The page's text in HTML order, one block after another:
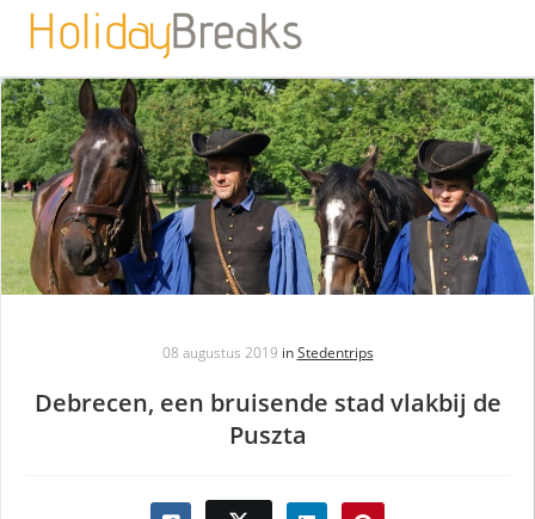
08 augustus 2019 inStedentrips
Debrecen, een bruisende stad vlakbij de
Puszta